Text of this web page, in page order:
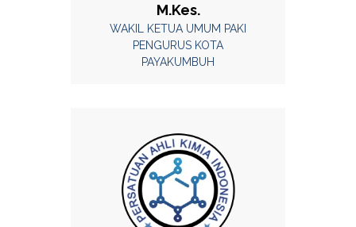
M.Kes.
WAKIL KETUA UMUM PAKI
PENGURUS KOTA
PAYAKUMBUH